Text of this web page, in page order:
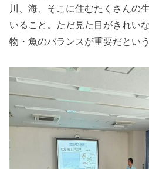
川、海、そこに住むたくさんの
いること。ただ見た目がきれい
物・魚のバランスが重要だとい